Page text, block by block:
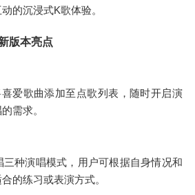
的沉浸式K歌体验。
版本亮点
爱歌曲添加至点歌列表，随时开启演
需求。
种演唱模式，用户可根据自身情况和
的练习或表演方式。